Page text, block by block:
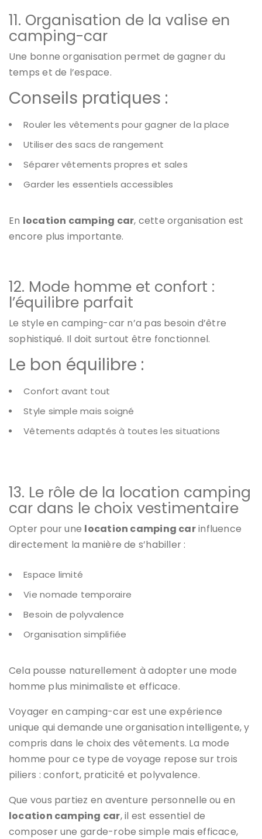
11. Organisation de la valise en
camping-car
Une bonne organisation permet de gagner du
temps et de l’espace.
Conseils pratiques :
Rouler les vêtements pour gagner de la place
Utiliser des sacs de rangement
Séparer vêtements propres et sales
Garder les essentiels accessibles
En location camping car, cette organisation est
encore plus importante.
12. Mode homme et confort :
l’équilibre parfait
Le style en camping-car n’a pas besoin d’être
sophistiqué. Il doit surtout être fonctionnel.
Le bon équilibre :
Confort avant tout
Style simple mais soigné
Vêtements adaptés à toutes les situations
13. Le rôle de la location camping
car dans le choix vestimentaire
Opter pour une location camping carinfluence
directement la manière de s’habiller :
Espace limité
Vie nomade temporaire
Besoin de polyvalence
Organisation simplifiée
Cela pousse naturellement à adopter une mode
homme plus minimaliste et efficace.
Voyager en camping-car est une expérience
unique qui demande une organisation intelligente, y
compris dans le choix des vêtements. La mode
homme pour ce type de voyage repose sur trois
piliers : confort, praticité et polyvalence.
Que vous partiez en aventure personnelle ou en
location camping car, il est essentiel de
composer une garde-robe simple mais efficace,